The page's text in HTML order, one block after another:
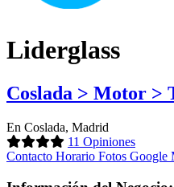
Liderglass
Coslada > Motor >
En Coslada, Madrid
11 Opiniones
Contacto Horario Fotos Google